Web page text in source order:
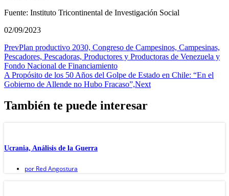
Fuente: Instituto Tricontinental de Investigación Social
02/09/2023
PrevPlan productivo 2030, Congreso de Campesinos, Campesinas,
Pescadores, Pescadoras, Productores y Productoras de Venezuela y
Fondo Nacional de Financiamiento
A Propósito de los 50 Años del Golpe de Estado en Chile: “En el
Gobierno de Allende no Hubo Fracaso”,Next
También te puede interesar
Ucrania, Análisis de la Guerra
por Red Angostura